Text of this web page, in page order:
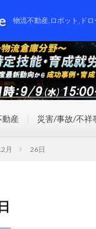
物流不動産,ロボット,ド
動産 災害/事故/不祥
月 26日